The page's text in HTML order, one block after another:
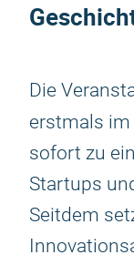
Die
erstmals
sofort zu
Startups
Seitdem